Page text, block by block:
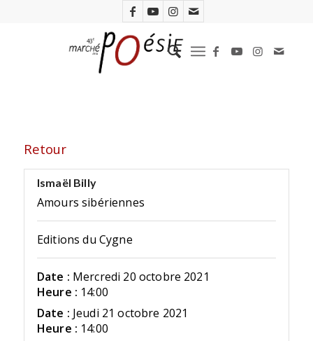
Retour
Ismaël Billy
Amours sibériennes
Editions du Cygne
Date : Mercredi 20 octobre 2021
Heure : 14:00
Date : Jeudi 21 octobre 2021
Heure : 14:00